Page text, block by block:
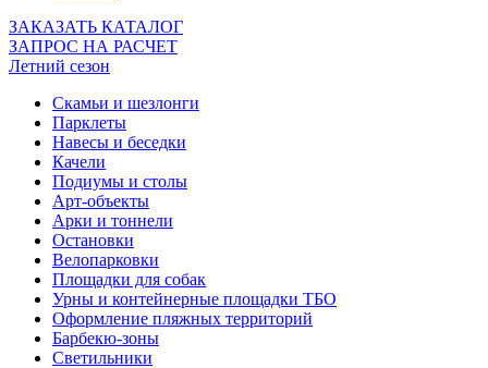
ЗАКАЗАТЬ КАТАЛОГ
ЗАПРОС НА РАСЧЕТ
Летний сезон
Скамьи и шезлонги
Парклеты
Навесы и беседки
Качели
Подиумы и столы
Арт-объекты
Арки и тоннели
Остановки
Велопарковки
Площадки для собак
Урны и контейнерные площадки ТБО
Оформление пляжных территорий
Барбекю-зоны
Светильники